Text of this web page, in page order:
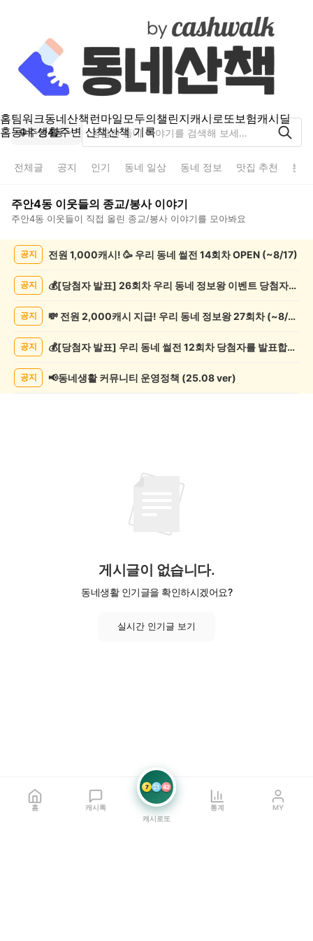
홈팀워크동네산책런마일모두의챌린지캐시로또보험캐시딜
홈동네 생활주변 산책산책 기록
주안4동
전체글 공지 인기 동네 일상 동네 정보 맛집 추천 분
주안4동 이웃들의 종교/봉사이야기
주안4동 이웃들이 직접 올린 종교/봉사 이야기를 모아봐요
교/
목
공지 전원 1,000캐시! 🥳 우리 동네 썰전 14회차 OPEN (~8/17)
공지 💰[당첨자 발표] 26회차 우리 동네 정보왕 이벤트 당첨자를 발표합니다!
공지 💸 전원 2,000캐시 지급! 우리 동네 정보왕 27회차 (~8/10)
공지 💰[당첨자 발표] 우리 동네 썰전 12회차 당첨자를 발표합니다!
공지 📢동네생활 커뮤니티 운영정책 (25.08 ver)
게시글이 없습니다.
동네생활 인기글을 확인하시겠어요?
실시간 인기글 보기
홈 캐시톡
7 21 42
캐시로또
통계 MY